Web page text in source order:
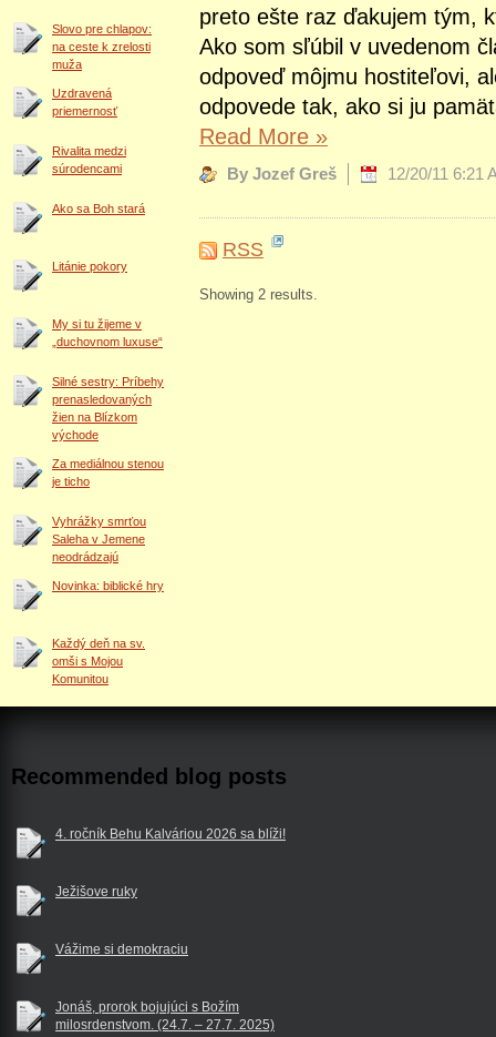
preto ešte raz ďakujem tým,
Ako som sľúbil v uvedenom
odpoveď môjmu hostiteľovi,
odpovede tak, ako si ju
Read More »
By Jozef Greš 12/20/11 6:21
RSS
Showing 2 results.
Slovo pre chlapov:
na ceste k zrelosti
muža
Uzdravená
priemernosť
Rivalita medzi
súrodencami
Ako sa Boh stará
Litánie pokory
My si tu žijeme v
„duchovnom luxuse“
Silné sestry: Príbehy
prenasledovaných
žien na Blízkom
východe
Za mediálnou stenou
je ticho
Vyhrážky smrťou
Saleha v Jemene
neodrádzajú
Novinka: biblické hry
Každý deň na sv.
omši s Mojou
Komunitou
Recommended blog posts
4. ročník Behu Kalváriou 2026 sa blíži!
Ježišove ruky
Vážime si demokraciu
Jonáš, prorok bojujúci s Božím
milosrdenstvom. (24.7. – 27.7. 2025)